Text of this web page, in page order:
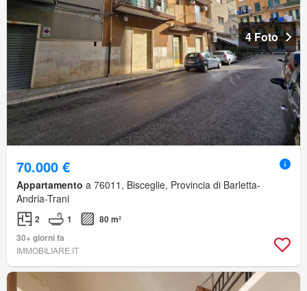
4 Foto
70.000 €
Appartamento a 76011, Bisceglie, Provincia di Barletta-
Andria-Trani
2 1
80 m²
30+ giorni fa
IMMOBILIARE.IT